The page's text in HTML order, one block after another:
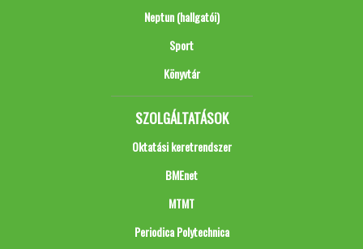
Neptun (hallgatói)
Sport
Könyvtár
SZOLGÁLTATÁSOK
Oktatási keretrendszer
BMEnet
MTMT
Periodica Polytechnica